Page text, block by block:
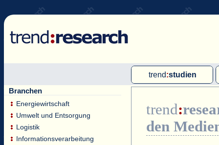
trend:studien
Single-Client-Studien
Internationale Markt Reports
Branchen
Energiewirtschaft
Umwelt und Entsorgung
Logistik
Informationsverarbeitung
trend:
den